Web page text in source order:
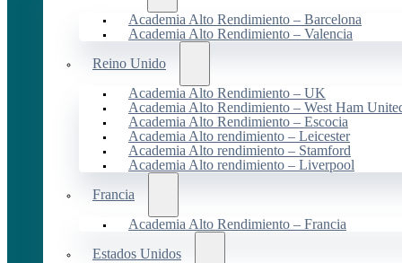
Academia Alto Rendimiento – Barcelona
Academia Alto Rendimiento – Valencia
Reino Unido
Academia Alto Rendimiento – UK
Academia Alto Rendimiento – West Ham
Academia Alto Rendimiento – Escocia
Academia Alto rendimiento – Leicester
Academia Alto rendimiento – Stamford
Academia Alto rendimiento – Liverpool
Francia
Academia Alto Rendimiento – Francia
Estados Unidos